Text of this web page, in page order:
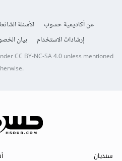
عن أكاديمية حسوب الأسئلة الشائعة
إرشادات الاستخدام
بيان
CC BY-NC-SA 4.0unless mentioned